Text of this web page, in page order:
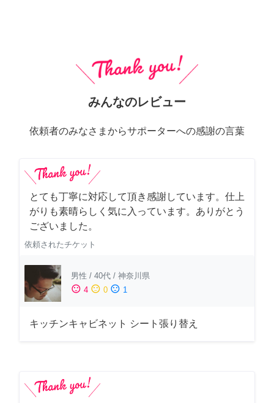
みんなのレビュー
依頼者のみなさまからサポーターへの感謝の言葉
とても丁寧に対応して頂き感謝しています。仕上
がりも素晴らしく気に入っています。ありがとう
ございました。
依頼されたチケット
男性 / 40代 / 神奈川県
sentiment_satisfied 4 sentiment_neutral 0 sentiment_dissatisfied 1
キッチンキャビネット シート張り替え